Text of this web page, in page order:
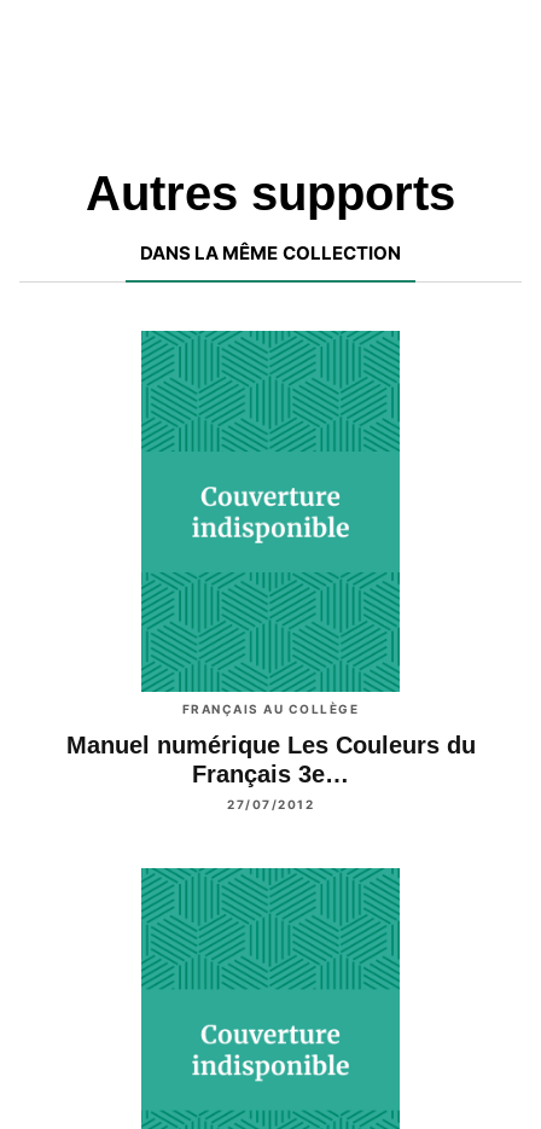
Autres supports
DANS LA MÊME COLLECTION
FRANÇAIS AU COLLÈGE
Manuel numérique Les Couleurs du
Français 3e…
27/07/2012